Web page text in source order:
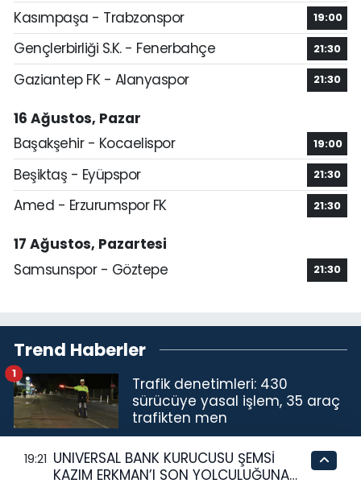
Kasımpaşa - Trabzonspor 19:00
Gençlerbirliği S.K. - Fenerbahçe 21:30
Gaziantep FK - Alanyaspor 21:30
16 Ağustos, Pazar
Başakşehir - Kocaelispor
19:00
Beşiktaş - Eyüpspor 21:30
Amed - Erzurumspor FK 21:30
17 Ağustos, Pazartesi
Samsunspor - Göztepe
21:30
Trend Haberler
Trafik denetimleri: 430
sürücüye yasal işlem, 35 araç
trafikten men
1
Feza Aygın Sanıvar’ın
“Babamın Oltası” Sergisi Ercan
19:21 UNIVERSAL BANK KURUCUSU ŞEMSİ
KAZIM ERKMAN’I SON YOLCULUĞUNA